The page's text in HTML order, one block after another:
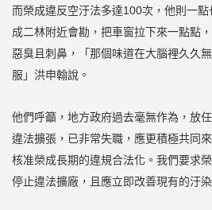
而榮成違反空汙法多達100次，他則一
成二林附近會勘，把車窗拉下來一點點
惡臭且刺鼻，「那個味道在大腦裡久久
服」洪申翰說。
他們呼籲，地方政府過去毫無作為，放
違法擴張，已非常失職，應更積極共同
核准榮成長期的違規合法化。我們要求
停止違法擴廠，且應立即改善現有的汙染